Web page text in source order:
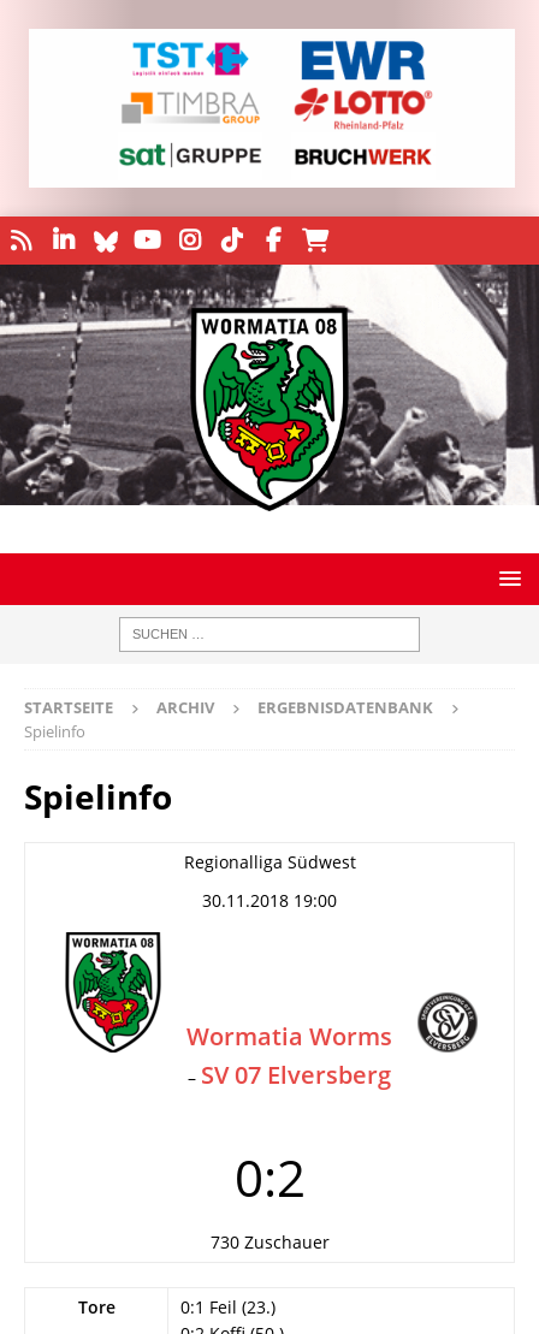
STARTSEITE ARCHIV
ERGEBNISDATENBANK
Spielinfo
Spielinfo
Regionalliga Südwest
30.11.2018 19:00
Wormatia Worms
– SV 07 Elversberg
0:2
730 Zuschauer
Tore
0:1 Feil (23.)